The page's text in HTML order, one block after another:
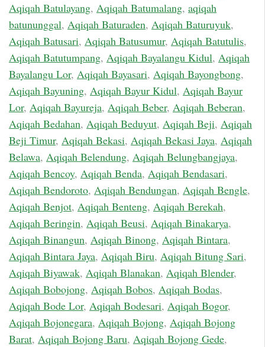
Aqiqah Batulayang, Aqiqah Batumalang, aqiqah
batununggal, Aqiqah Baturaden, Aqiqah Baturuyuk,
Aqiqah Batusari, Aqiqah Batusumur, Aqiqah Batutulis,
Aqiqah Batutumpang, Aqiqah Bayalangu Kidul, Aqiqah
Bayalangu Lor, Aqiqah Bayasari, Aqiqah Bayongbong,
Aqiqah Bayuning, Aqiqah Bayur Kidul, Aqiqah Bayur
Lor, Aqiqah Bayureja, Aqiqah Beber, Aqiqah Beberan,
Aqiqah Bedahan, Aqiqah Beduyut, Aqiqah Beji, Aqiqah
Beji Timur, Aqiqah Bekasi, Aqiqah Bekasi Jaya, Aqiqah
Belawa, Aqiqah Belendung, Aqiqah Belungbangjaya,
Aqiqah Bencoy, Aqiqah Benda, Aqiqah Bendasari,
Aqiqah Bendoroto, Aqiqah Bendungan, Aqiqah Bengle,
Aqiqah Benjot, Aqiqah Benteng, Aqiqah Berekah,
Aqiqah Beringin, Aqiqah Beusi, Aqiqah Binakarya,
Aqiqah Binangun, Aqiqah Binong, Aqiqah Bintara,
Aqiqah Bintara Jaya, Aqiqah Biru, Aqiqah Bitung Sari,
Aqiqah Biyawak, Aqiqah Blanakan, Aqiqah Blender,
Aqiqah Bobojong, Aqiqah Bobos, Aqiqah Bodas,
Aqiqah Bode Lor, Aqiqah Bodesari, Aqiqah Bogor,
Aqiqah Bojonegara, Aqiqah Bojong, Aqiqah Bojong
Barat, Aqiqah Bojong Baru, Aqiqah Bojong Gede,